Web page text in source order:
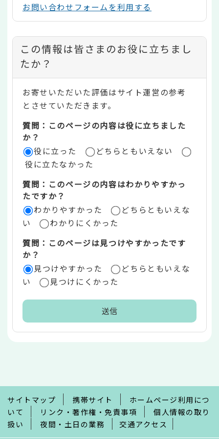
お問い合わせフォームを利用する
コ
ン
テ
ン
ツ
評
価
リ
ア
この情報は皆さまのお役に立ちまし
たか？
お寄せいただいた評価はサイト運営の参考
とさせていただきます。
質問：このページの内容は役に立ちました
か？
役に立った
どちらともいえない
役に立たなかった
質問：このページの内容はわかりやすかっ
たですか？
わかりやすかった
どちらともいえな
い
わかりにくかった
質問：このページは見つけやすかったです
か？
見つけやすかった
どちらともいえな
い
見つけにくかった
で
サイトマップ 携帯サイト
ホームページ利用につ
いて
リンク・著作権・免責事項
個人情報の取り
扱い
夜間・土日の業務 交通アクセス